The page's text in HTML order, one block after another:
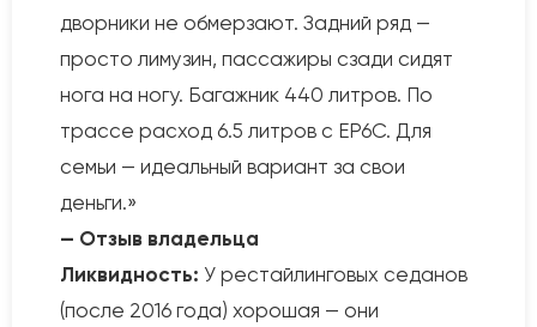
дворники не обмерзают. Задний ряд —
просто лимузин, пассажиры сзади сидят
нога на ногу. Багажник 440 литров. По
трассе расход 6.5 литров с EP6C. Для
семьи — идеальный вариант за свои
деньги.»
— Отзыв владельца
Ликвидность: У рестайлинговых седанов
(после 2016 года) хорошая — они